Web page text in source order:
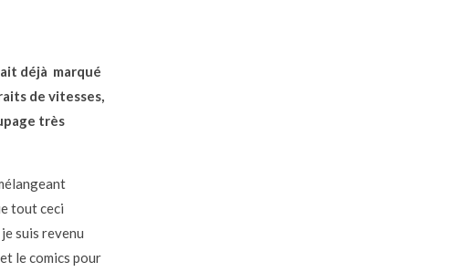
déjà marqué
de vitesses,
très
tout ceci
suis revenu
le comics pour